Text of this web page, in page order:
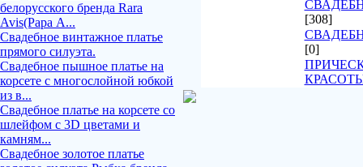
белорусского бренда Rara
Avis(Рара А...
Свадебное винтажное платье
прямого силуэта.
Свадебное пышное платье на
корсете с многослойной юбкой
из в...
Свадебное платье на корсете со
шлейфом с 3D цветами и
камням...
Свадебное золотое платье
[308]
[0]